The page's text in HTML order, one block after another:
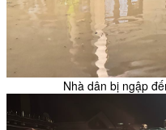
Nhà dân bị ngập